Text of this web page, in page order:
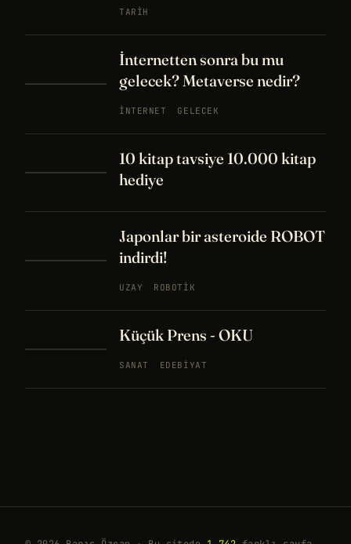
TARIH
İnternetten sonra bu mu
gelecek? Metaverse nedir?
İNTERNET GELECEK
10 kitap tavsiye 10.000 kitap
hediye
Japonlar bir asteroide ROBOT
indirdi!
UZAY ROBOTIK
Küçük Prens - OKU
SANAT EDEBIYAT